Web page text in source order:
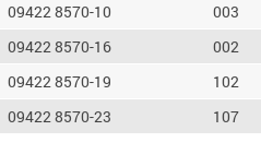
09422 8570-10 003
09422 8570-16 002
09422 8570-19 102
09422 8570-23 107